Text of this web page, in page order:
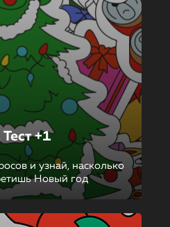
Тест +1
и узнай, насколько
Новый год